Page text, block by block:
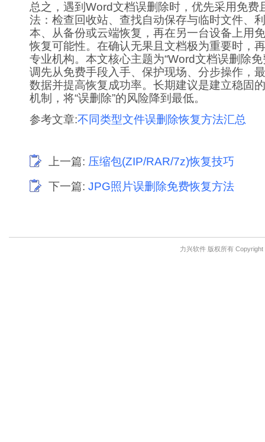
总之，遇到Word文档误删除时，优先采用免费
法：检查回收站、查找自动保存与临时文件、
本、从备份或云端恢复，再在另一台设备上用
恢复可能性。在确认无果且文档极为重要时，
专业机构。本文核心主题为“Word文档误删除
调先从免费手段入手、保护现场、分步操作，
数据并提高恢复成功率。长期建议是建立稳固
机制，将“误删除”的风险降到最低。
参考文章:不同类型文件误删除恢复方法汇总
上一篇: 压缩包(ZIP/RAR/7z)恢复技巧
下一篇: JPG照片误删除免费恢复方法
力兴软件 版权所有